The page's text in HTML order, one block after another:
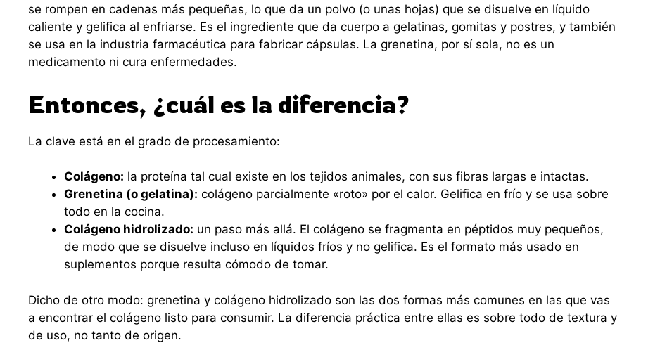
se rompen en cadenas más pequeñas, lo que da un polvo (o unas hojas) que se disuelve en líquido
caliente y gelifica al enfriarse. Es el ingrediente que da cuerpo a gelatinas, gomitas y postres, y también
se usa en la industria farmacéutica para fabricar cápsulas. La grenetina, por sí sola, no es un
medicamento ni cura enfermedades.
Entonces, ¿cuál es la diferencia?
La clave está en el grado de procesamiento:
Colágeno: la proteína tal cual existe en los tejidos animales, con sus fibras largas e intactas.
Grenetina (o gelatina): colágeno parcialmente «roto» por el calor. Gelifica en frío y se usa sobre
todo en la cocina.
Colágeno hidrolizado: un paso más allá. El colágeno se fragmenta en péptidos muy pequeños,
de modo que se disuelve incluso en líquidos fríos y no gelifica. Es el formato más usado en
suplementos porque resulta cómodo de tomar.
Dicho de otro modo: grenetina y colágeno hidrolizado son las dos formas más comunes en las que vas
a encontrar el colágeno listo para consumir. La diferencia práctica entre ellas es sobre todo de textura y
de uso, no tanto de origen.